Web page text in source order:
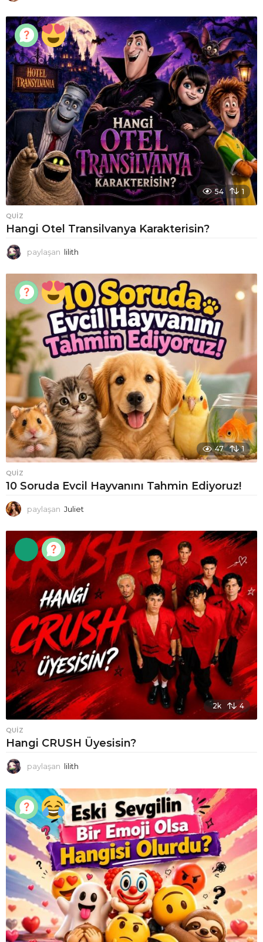
54 1
QUIZ
Hangi Otel Transilvanya Karakterisin?
paylaşan lilith
47 1
QUIZ
10 Soruda Evcil Hayvanını Tahmin Ediyoruz!
paylaşan Juliet
2k 4
QUIZ
Hangi CRUSH Üyesisin?
paylaşan lilith